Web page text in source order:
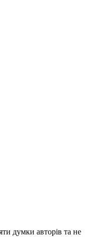
думки авторів та не